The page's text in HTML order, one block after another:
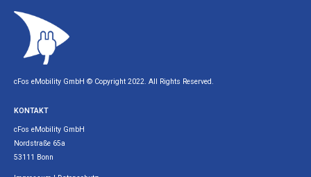
cFos eMobility GmbH © Copyright 2022. All Rights Reserved.
KONTAKT
cFos eMobility GmbH
Nordstraße 65a
53111 Bonn